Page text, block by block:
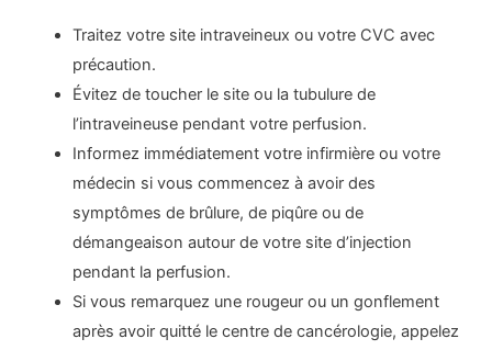
Traitez votre site intraveineux ou votre CVC avec
précaution.
Évitez de toucher le site ou la tubulure de
l’intraveineuse pendant votre perfusion.
Informez immédiatement votre infirmière ou votre
médecin si vous commencez à avoir des
symptômes de brûlure, de piqûre ou de
démangeaison autour de votre site d’injection
pendant la perfusion.
Si vous remarquez une rougeur ou un gonflement
après avoir quitté le centre de cancérologie, appelez